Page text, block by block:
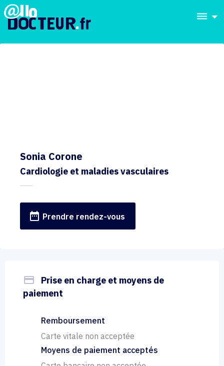
dehaze
Sonia Corone
Cardiologie et maladies vasculaires
date_range Prendre rendez-vous
payment
Prise en charge et moyens de
paiement
Remboursement
Carte vitale non acceptée
Moyens de paiement acceptés